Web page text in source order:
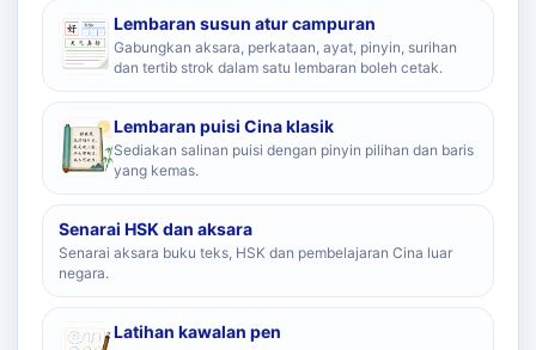
Lembaran susun atur campuran
Gabungkan aksara, perkataan, ayat, pinyin, surihan
dan tertib strok dalam satu lembaran boleh cetak.
Lembaran puisi Cina klasik
Sediakan salinan puisi dengan pinyin pilihan dan baris
yang kemas.
Senarai HSK dan aksara
Senarai aksara buku teks, HSK dan pembelajaran Cina luar
negara.
Latihan kawalan pen